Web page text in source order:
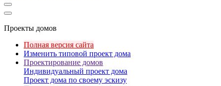
Проекты домов
Полная версия сайта
Изменить типовой проект дома
Проектирование домов
Индивидуальный проект дома
Проект дома по своему эскизу